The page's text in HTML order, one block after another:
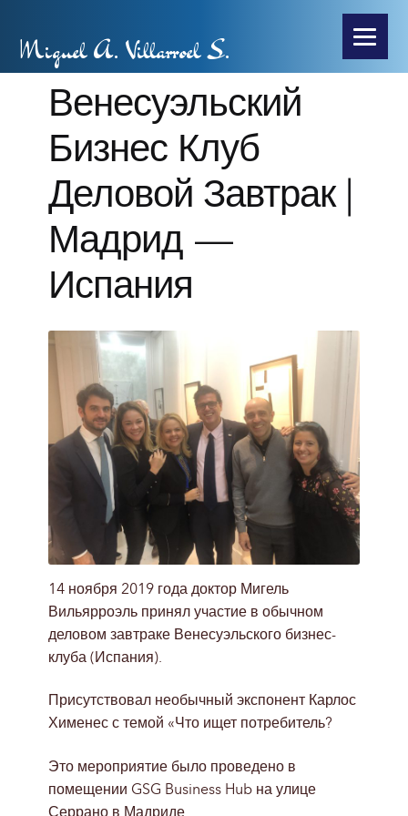
Miguel A. Villarroel S.
Венесуэльский
Бизнес Клуб
Деловой Завтрак |
Мадрид —
Испания
14 ноября 2019 года доктор Мигель
Вильярроэль принял участие в обычном
деловом завтраке Венесуэльского бизнес-
клуба (Испания).
Присутствовал необычный экспонент Карлос
Хименес с темой «Что ищет потребитель?
Это мероприятие было проведено в
помещении GSG Business Hub на улице
Серрано в Мадриде.